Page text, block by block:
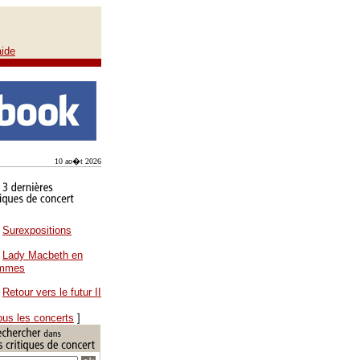
10 ao�t 2026
Surexpositions
Lady Macbeth en
Retour vers le futur II
les concerts ]